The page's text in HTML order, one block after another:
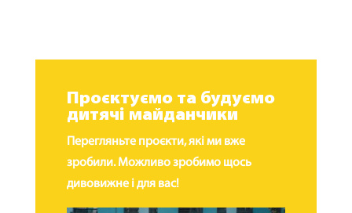
Проєктуємо та будуємо
дитячі майданчики
Перегляньте проєкти, які ми вже
зробили. Можливо зробимо щось
дивовижне і для вас!